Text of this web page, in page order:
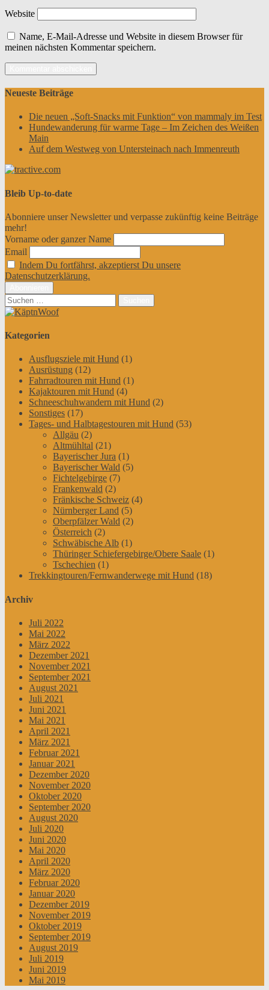
Website
Name, E-Mail-Adresse und Website in diesem Browser für
meinen nächsten Kommentar speichern.
Neueste Beiträge
Die neuen „Soft-Snacks mit Funktion“ von mammaly im Test
Hundewanderung für warme Tage – Im Zeichen des Weißen
Main
Auf dem Westweg von Untersteinach nach Immenreuth
Bleib Up-to-date
Abonniere unser Newsletter und verpasse zukünftig keine Beiträge
mehr!
Vorname oder ganzer Name
Email
Indem Du fortfährst, akzeptierst Du unsere
Datenschutzerklärung.
Suchen
nach:
Kategorien
Ausflugsziele mit Hund (1)
Ausrüstung (12)
Fahrradtouren mit Hund (1)
Kajaktouren mit Hund (4)
Schneeschuhwandern mit Hund (2)
Sonstiges (17)
Tages- und Halbtagestouren mit Hund (53)
Allgäu (2)
Altmühltal (21)
Bayerischer Jura (1)
Bayerischer Wald (5)
Fichtelgebirge (7)
Frankenwald (2)
Fränkische Schweiz (4)
Nürnberger Land (5)
Oberpfälzer Wald (2)
Österreich (2)
Schwäbische Alb (1)
Thüringer Schiefergebirge/Obere Saale (1)
Tschechien (1)
Trekkingtouren/Fernwanderwege mit Hund (18)
Archiv
Juli 2022
Mai 2022
März 2022
Dezember 2021
November 2021
September 2021
August 2021
Juli 2021
Juni 2021
Mai 2021
April 2021
März 2021
Februar 2021
Januar 2021
Dezember 2020
November 2020
Oktober 2020
September 2020
August 2020
Juli 2020
Juni 2020
Mai 2020
April 2020
März 2020
Februar 2020
Januar 2020
Dezember 2019
November 2019
Oktober 2019
September 2019
August 2019
Juli 2019
Juni 2019
Mai 2019